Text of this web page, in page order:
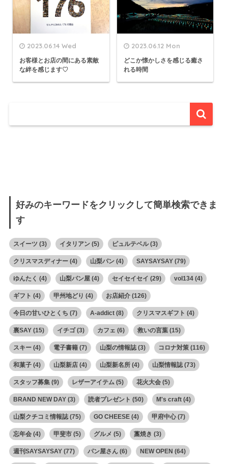
2023.06.14 Wed
お客様とお店の間にある素敵
な絆を感じます♡
2023.06.12 Mon
どこか懐かしさを感じる癒さ
れる時間
好みのキーワードをクリックして簡単検索できま
す
スイーツ (3) イタリアン(5) ピュルテベル(3)
クリスマスディナー(4) 山梨パン(4) SAYSAYSAY(79)
ゆんたく (4) 山梨パン屋(4) セイセイセイ (29) vol134(4)
ギフト (4) 甲州地どり (4) お店紹介(126)
今日の甘いひとくち (7) A-addict(8) クリスマスギフト (4)
裏SAY(15) イチゴ(3) カフェ (6) 救いの言葉(15)
スキー(4) 電子書籍(7) 山梨の情報誌(3) コロナ対策(116)
和菓子(4) 山梨新店(4) 山梨新名所(4) 山梨情報誌(73)
スタッフ募集(9) レザーアイテム(5) 花火大会(5)
BRAND NEW DAY(3) 読者プレゼント (50) M's craft(4)
山梨クチコミ情報誌(75) GO CHEESE(4) 甲府中心(7)
忘年会(4) 甲斐市(5) グルメ (5) 藁焼き (3)
週刊SAYSAYSAY(77) パン屋さん(6) NEW OPEN (64)